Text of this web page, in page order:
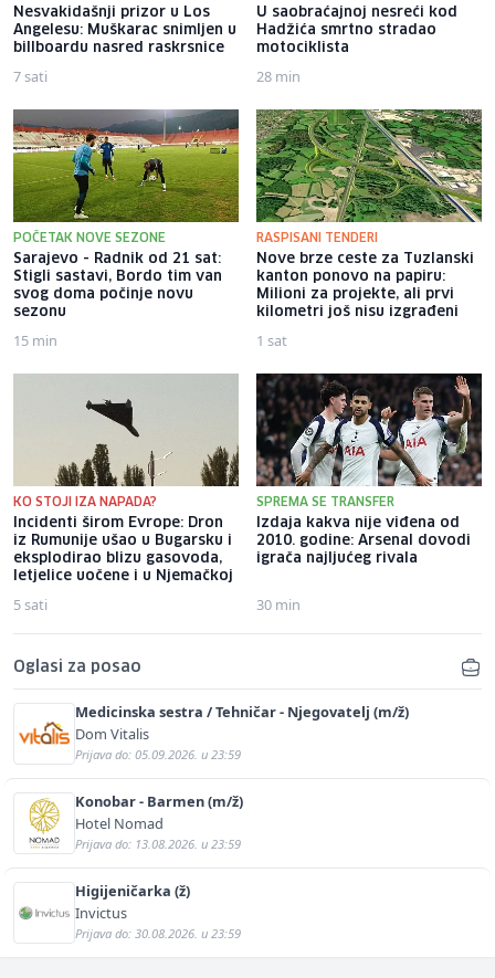
Nesvakidašnji prizor u Los
Angelesu: Muškarac snimljen u
billboardu nasred raskrsnice
7 sati
U saobraćajnoj nesreći kod
Hadžića smrtno stradao
motociklista
28 min
POČETAK NOVE SEZONE
Sarajevo - Radnik od 21 sat:
Stigli sastavi, Bordo tim van
svog doma počinje novu
sezonu
15 min
RASPISANI TENDERI
Nove brze ceste za Tuzlanski
kanton ponovo na papiru:
Milioni za projekte, ali prvi
kilometri još nisu izgrađeni
1 sat
KO STOJI IZA NAPADA?
Incidenti širom Evrope: Dron
iz Rumunije ušao u Bugarsku i
eksplodirao blizu gasovoda,
letjelice uočene i u Njemačkoj
5 sati
SPREMA SE TRANSFER
Izdaja kakva nije viđena od
2010. godine: Arsenal dovodi
igrača najljućeg rivala
30 min
Oglasi za posao
Medicinska sestra / Tehničar - Njegovatelj (m/ž)
Dom Vitalis
Prijava do: 05.09.2026. u 23:59
Konobar - Barmen (m/ž)
Hotel Nomad
Prijava do: 13.08.2026. u 23:59
Higijeničarka (ž)
Invictus
Prijava do: 30.08.2026. u 23:59